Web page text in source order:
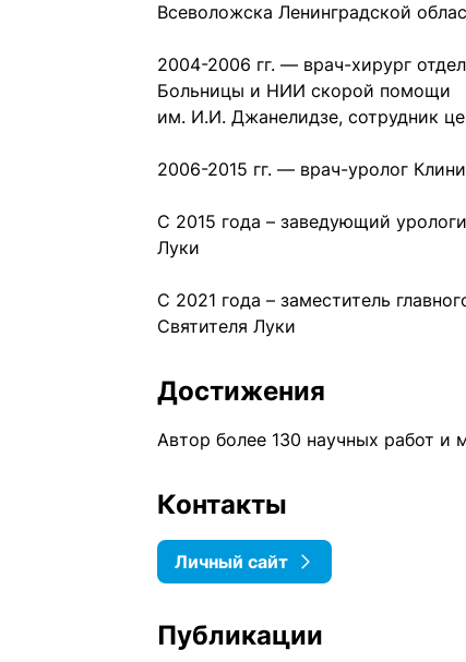
Всеволожска Ленинградской
2004-2006 гг. — врач-хирург
Больницы и НИИ скорой помощи
им. И.И. Джанелидзе, сотрудник
2006-2015 гг. — врач-уролог
С 2015 года – заведующий
Луки
С 2021 года – заместитель
Святителя Луки
Достижения
Автор более 130 научных работ и
Контакты
Личный сайт
Публикации